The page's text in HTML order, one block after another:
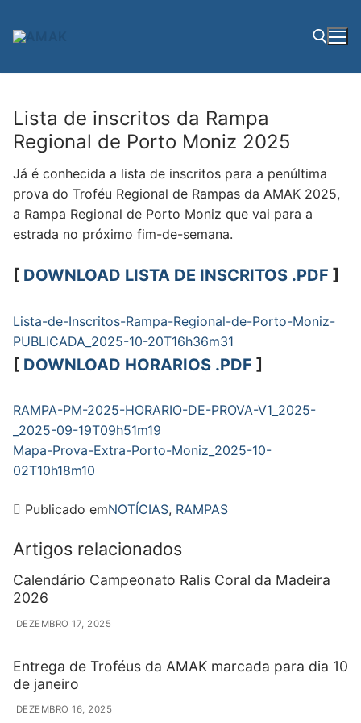
para
Lista de inscritos da Rampa
Regional de Porto Moniz 2025
Já é conhecida a lista de inscritos para a penúltima
prova do Troféu Regional de Rampas da AMAK 2025,
a Rampa Regional de Porto Moniz que vai para a
estrada no próximo fim-de-semana.
[ DOWNLOAD LISTA DE INSCRITOS .PDF ]
Lista-de-Inscritos-Rampa-Regional-de-Porto-Moniz-
PUBLICADA_2025-10-20T16h36m31
[ DOWNLOAD HORARIOS .PDF ]
RAMPA-PM-2025-HORARIO-DE-PROVA-V1_2025-
_2025-09-19T09h51m19
Mapa-Prova-Extra-Porto-Moniz_2025-10-
02T10h18m10
Publicado emNOTÍCIAS, RAMPAS
Artigos relacionados
Calendário Campeonato Ralis Coral da Madeira
2026
DEZEMBRO 17, 2025
Entrega de Troféus da AMAK marcada para dia 10
de janeiro
DEZEMBRO 16, 2025